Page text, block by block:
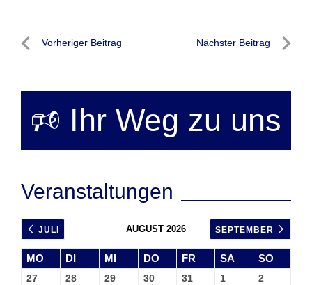
Beitragsnavigation
Vorheriger Beitrag Nächster Beitrag
🕫 Ihr Weg zu uns
Veranstaltungen
JULI AUGUST 2026 SEPTEMBER
MO DI MI DO FR SA SO
27 28 29 30 31 1 2